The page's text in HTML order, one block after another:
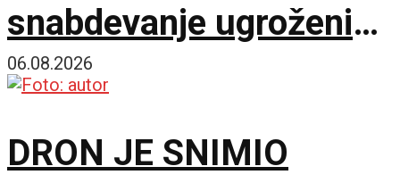
snabdevanje ugroženih
naselja
06.08.2026
DRON JE SNIMIO